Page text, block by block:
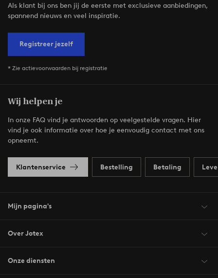
Als klant bij ons ben jij de eerste met exclusieve aanbiedingen,
spannend nieuws en veel inspiratie.
Registreer jezelf
* Zie actievoorwaarden bij registratie
Wij helpen je
In onze FAQ vind je antwoorden op veelgestelde vragen. Hier
vind je ook informatie over hoe je eenvoudig contact met ons
opneemt.
Klantenservice Bestelling Betaling
Mijn pagina's
Over Jotex
Onze diensten